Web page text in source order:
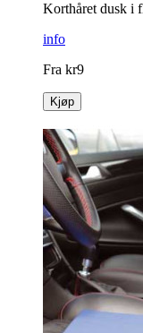
Korthåret dusk i
info
Fra kr9
Kjøp